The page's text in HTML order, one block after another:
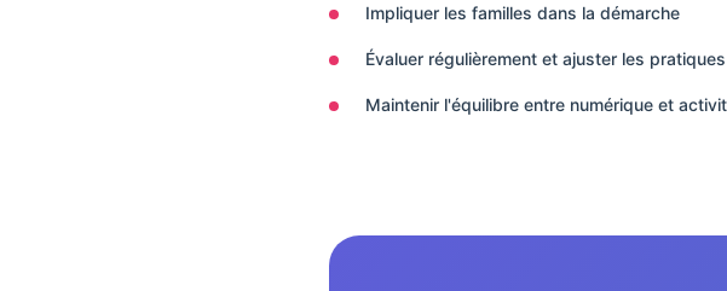
Impliquer les familles dans la démarche
Évaluer régulièrement et ajuster les pratiques
Maintenir l'équilibre entre numérique et